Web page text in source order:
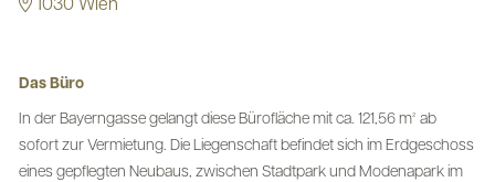
1030 Wien
Das Büro
In der Bayerngasse gelangt diese Bürofläche mit ca. 121,56 m² ab
sofort zur Vermietung. Die Liegenschaft befindet sich im Erdgeschoss
eines gepflegten Neubaus, zwischen Stadtpark und Modenapark im